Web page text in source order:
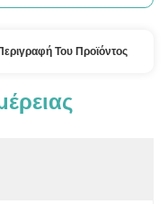
Του Προϊόντος